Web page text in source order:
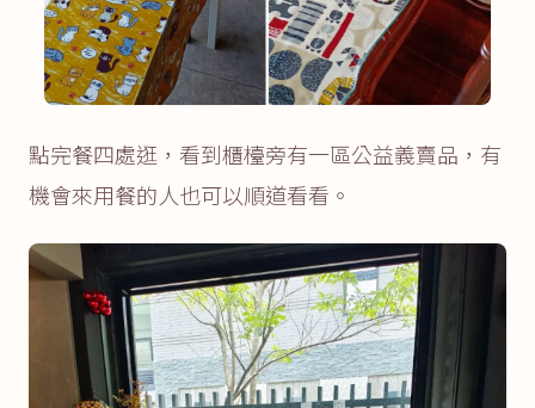
點完餐四處逛，看到櫃檯旁有一區公益義賣品，有
機會來用餐的人也可以順道看看。